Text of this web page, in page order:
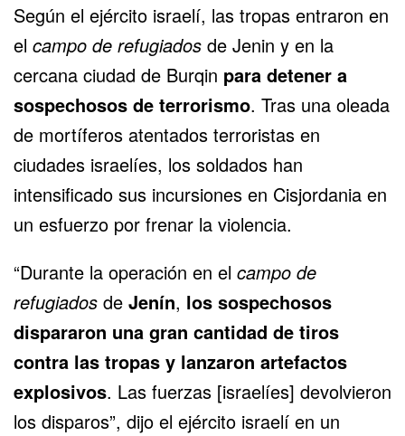
Según el ejército israelí, las tropas entraron en
el campo de refugiados de Jenin y en la
cercana ciudad de Burqin para detener a
sospechosos de terrorismo. Tras una oleada
de mortíferos atentados terroristas en
ciudades israelíes, los soldados han
intensificado sus incursiones en Cisjordania en
un esfuerzo por frenar la violencia.
“Durante la operación en el campo de
refugiados de Jenín, los sospechosos
dispararon una gran cantidad de tiros
contra las tropas y lanzaron artefactos
explosivos. Las fuerzas [israelíes] devolvieron
los disparos”, dijo el ejército israelí en un